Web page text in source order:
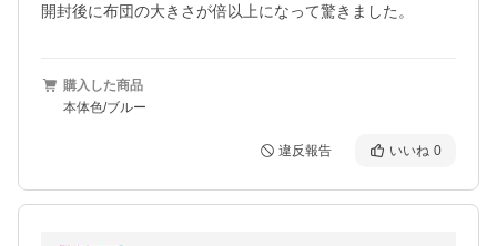
開封後に布団の大きさが倍以上になって驚きました。
購入した商品
本体色/ブルー
違反報告 いいね 0